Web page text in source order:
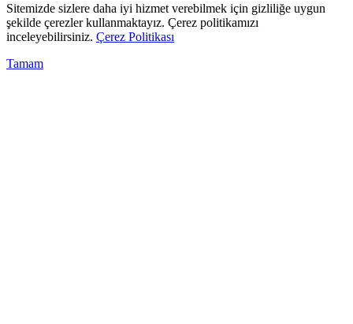
Sitemizde sizlere daha iyi hizmet verebilmek için gizliliğe uygun
şekilde çerezler kullanmaktayız. Çerez politikamızı
inceleyebilirsiniz. Çerez Politikası
Tamam